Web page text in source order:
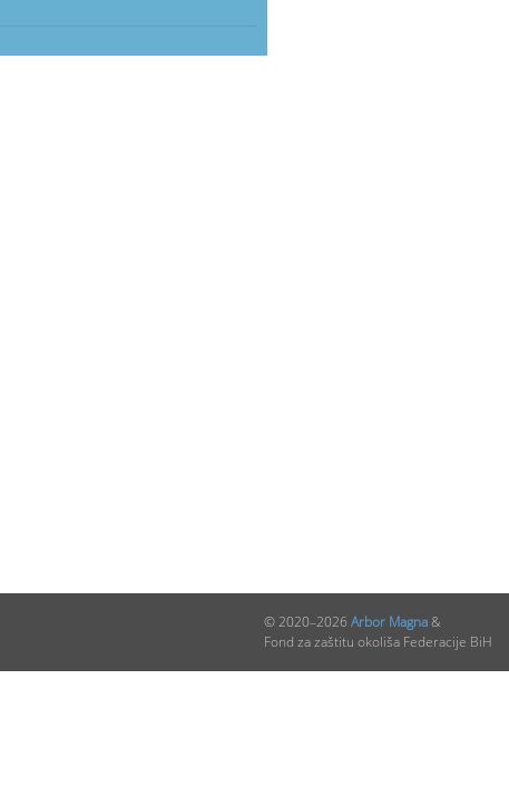
© 2020–2026 Arbor Magna&
Fond za zaštitu okoliša Federacije BiH